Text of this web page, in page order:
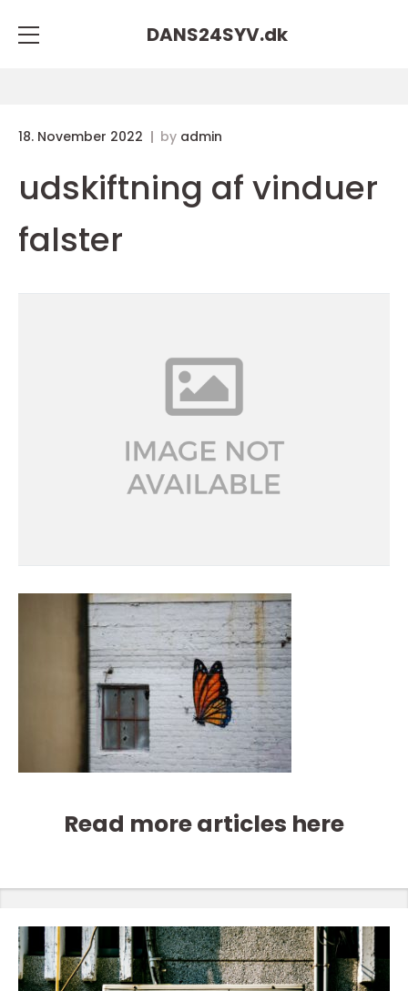
DANS24SYV.dk
18. November 2022 by admin
udskiftning af vinduer
falster
Read more articles here